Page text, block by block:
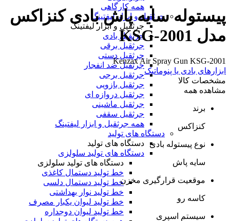
همه کارگاهی
جرثقیل و ابزار لیفتینگ
جرثقیل و ابزار لیفتینگ
جرثقیل بادی
جرثقیل برقی
جرثقیل دستی
جرثقیل ضد انفجار
جرثقیل برجی
جرثقیل بازویی
جرثقیل دروازه ای
جرثقیل ماشینی
جرثقیل سقفی
همه جرثقیل و ابزار لیفتینگ
دستگاه های تولید
دستگاه های تولید
دستگاه های تولید سلولزی
دستگاه های تولید سلولزی
خط تولید دستمال کاغذی
خط تولید دستمال دلسی
خط تولید نوار بهداشتی
خط تولید لیوان یکبار مصرف
خط تولید لیوان دوجداره
پیستوله سایه پاش بادی کنزاکس
مدل KSG-2001
Kenzax Air Spray Gun KSG-2001
ابزارهای بادی یا پنوماتیک
مشخصات کالا
مشاهده همه
برند
کنزاکس
نوع پیستوله بادی
سایه پاش
موقعیت قرارگیری مخزن
کاسه رو
سیستم اسپری